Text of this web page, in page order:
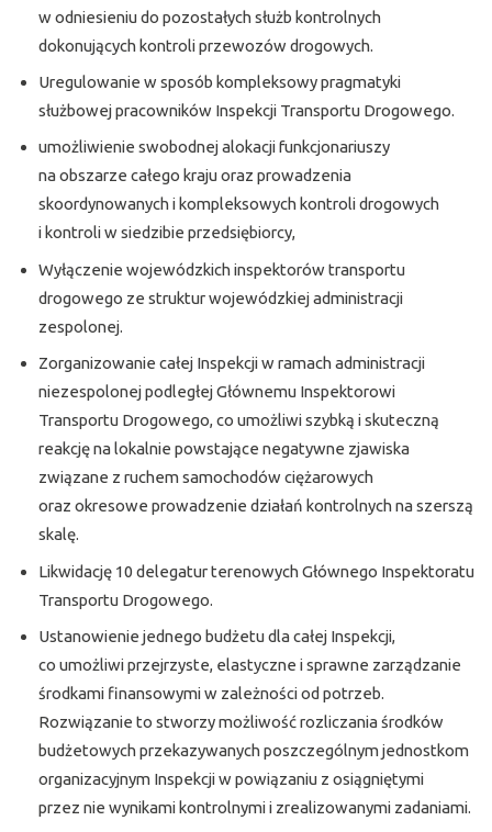
w odniesieniu do pozostałych służb kontrolnych
dokonujących kontroli przewozów drogowych.
Uregulowanie w sposób kompleksowy pragmatyki
służbowej pracowników Inspekcji Transportu Drogowego.
umożliwienie swobodnej alokacji funkcjonariuszy
na obszarze całego kraju oraz prowadzenia
skoordynowanych i kompleksowych kontroli drogowych
i kontroli w siedzibie przedsiębiorcy,
Wyłączenie wojewódzkich inspektorów transportu
drogowego ze struktur wojewódzkiej administracji
zespolonej.
Zorganizowanie całej Inspekcji w ramach administracji
niezespolonej podległej Głównemu Inspektorowi
Transportu Drogowego, co umożliwi szybką i skuteczną
reakcję na lokalnie powstające negatywne zjawiska
związane z ruchem samochodów ciężarowych
oraz okresowe prowadzenie działań kontrolnych na szerszą
skalę.
Likwidację 10 delegatur terenowych Głównego Inspektoratu
Transportu Drogowego.
Ustanowienie jednego budżetu dla całej Inspekcji,
co umożliwi przejrzyste, elastyczne i sprawne zarządzanie
środkami finansowymi w zależności od potrzeb.
Rozwiązanie to stworzy możliwość rozliczania środków
budżetowych przekazywanych poszczególnym jednostkom
organizacyjnym Inspekcji w powiązaniu z osiągniętymi
przez nie wynikami kontrolnymi i zrealizowanymi zadaniami.